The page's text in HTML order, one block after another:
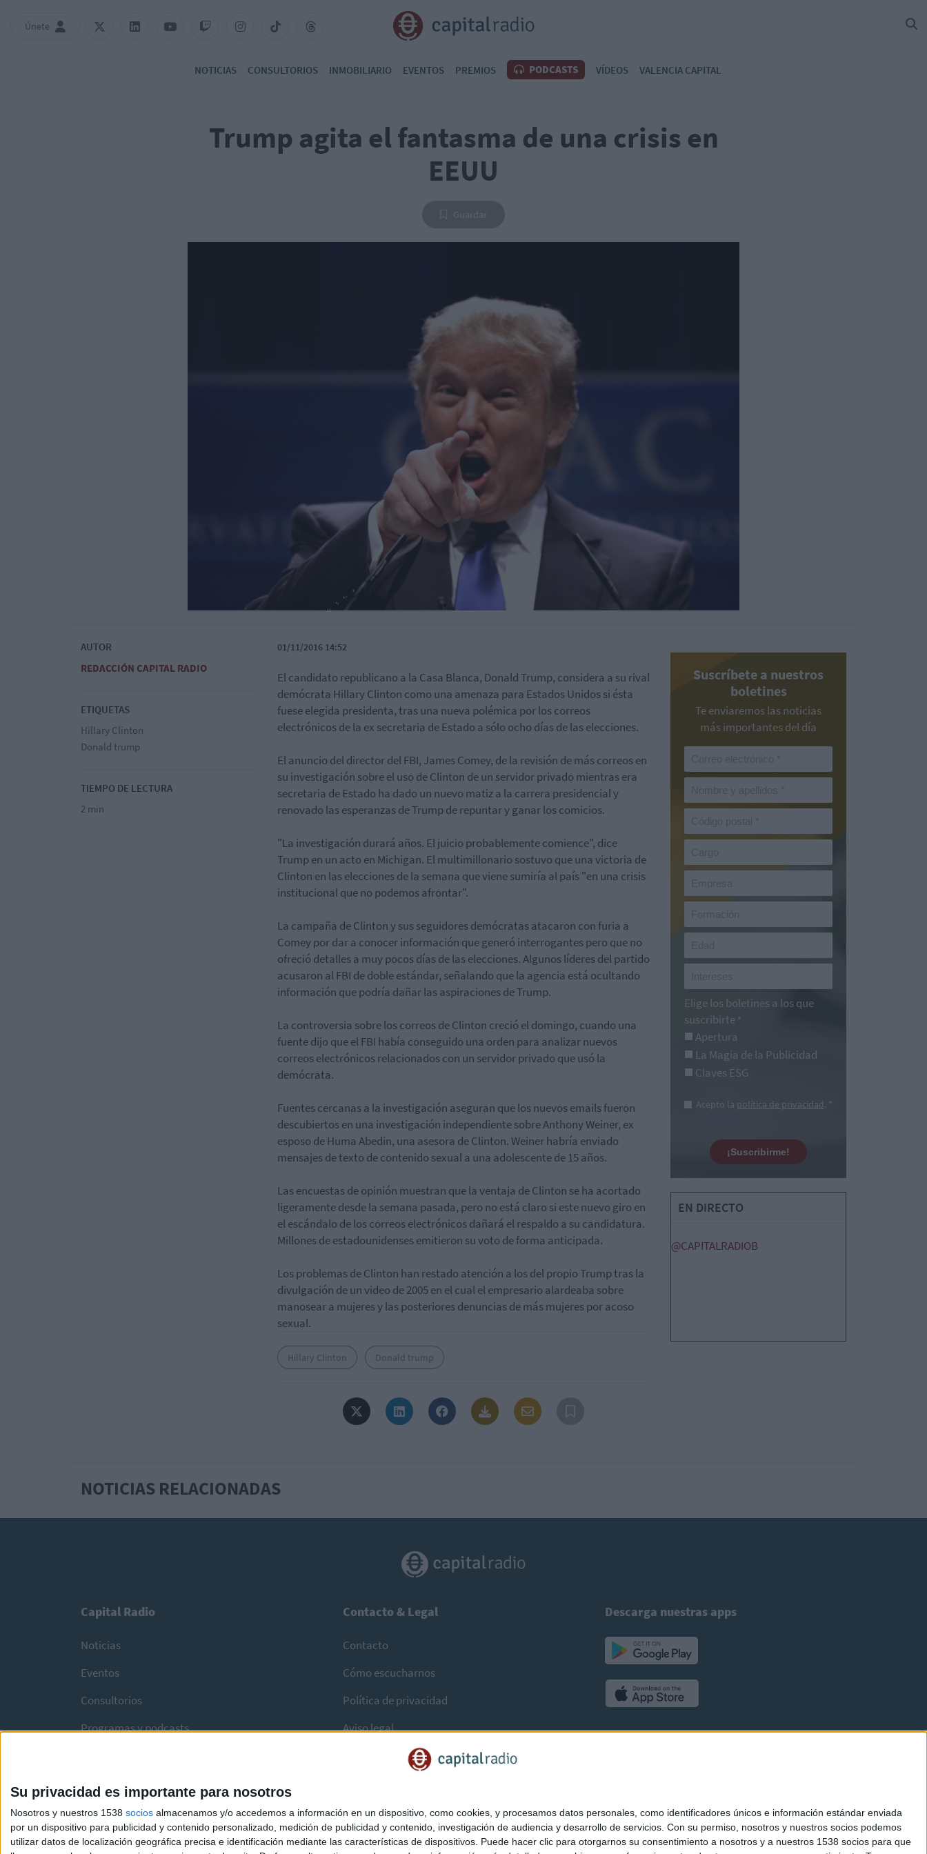
Su privacidad es importante para nosotros
Nosotros y nuestros 1538 socios almacenamos y/o accedemos a información en un dispositivo, como cookies, y procesamos datos personales, como identificadores únicos e información estándar enviada
por un dispositivo para publicidad y contenido personalizado, medición de publicidad y contenido, investigación de audiencia y desarrollo de servicios. Con su permiso, nosotros y nuestros socios podemos
utilizar datos de localización geográfica precisa e identificación mediante las características de dispositivos. Puede hacer clic para otorgarnos su consentimiento a nosotros y a nuestros 1538 socios para que
Únete
NOTICIAS CONSULTORIOS INMOBILIARIO EVENTOS PREMIOS PODCASTS VÍDEOS VALENCIA CAPITAL
Trump agita el fantasma de una crisis en
EEUU
AUTOR
REDACCIÓN CAPITAL RADIO
ETIQUETAS
Hillary Clinton
Donald trump
TIEMPO DE LECTURA
2 min
01/11/2016 14:52
El candidato republicano a la Casa Blanca, Donald Trump, considera a su rival
demócrata Hillary Clinton como una amenaza para Estados Unidos si ésta
fuese elegida presidenta, tras una nueva polémica por los correos
electrónicos de la ex secretaria de Estado a sólo ocho días de las elecciones.
El anuncio del director del FBI, James Comey, de la revisión de más correos en
su investigación sobre el uso de Clinton de un servidor privado mientras era
secretaria de Estado ha dado un nuevo matiz a la carrera presidencial y
renovado las esperanzas de Trump de repuntar y ganar los comicios.
"La investigación durará años. El juicio probablemente comience", dice
Trump en un acto en Michigan. El multimillonario sostuvo que una victoria de
Clinton en las elecciones de la semana que viene sumiría al país "en una crisis
institucional que no podemos afrontar".
La campaña de Clinton y sus seguidores demócratas atacaron con furia a
Comey por dar a conocer información que generó interrogantes pero que no
ofreció detalles a muy pocos días de las elecciones. Algunos líderes del partido
acusaron al FBI de doble estándar, señalando que la agencia está ocultando
información que podría dañar las aspiraciones de Trump.
La controversia sobre los correos de Clinton creció el domingo, cuando una
fuente dijo que el FBI había conseguido una orden para analizar nuevos
correos electrónicos relacionados con un servidor privado que usó la
demócrata.
Fuentes cercanas a la investigación aseguran que los nuevos emails fueron
descubiertos en una investigación independiente sobre Anthony Weiner, ex
esposo de Huma Abedin, una asesora de Clinton. Weiner habría enviado
mensajes de texto de contenido sexual a una adolescente de 15 años.
Las encuestas de opinión muestran que la ventaja de Clinton se ha acortado
ligeramente desde la semana pasada, pero no está claro si este nuevo giro en
el escándalo de los correos electrónicos dañará el respaldo a su candidatura.
Millones de estadounidenses emitieron su voto de forma anticipada.
Los problemas de Clinton han restado atención a los del propio Trump tras la
divulgación de un video de 2005 en el cual el empresario alardeaba sobre
manosear a mujeres y las posteriores denuncias de más mujeres por acoso
sexual.
Hillary Clinton Donald trump
Suscríbete a nuestros
boletines
Te enviaremos las noticias
más importantes del día
Elige los boletines a los que
suscribirte *
Apertura
La Magia de la Publicidad
Claves ESG
Acepto la política de privacidad. *
¡Suscribirme!
EN DIRECTO
@CAPITALRADIOB
NOTICIAS RELACIONADAS
Capital Radio
Noticias
Eventos
Consultorios
Programas y podcasts
Contacto & Legal
Contacto
Cómo escucharnos
Política de privacidad
Aviso legal
Descarga nuestras apps